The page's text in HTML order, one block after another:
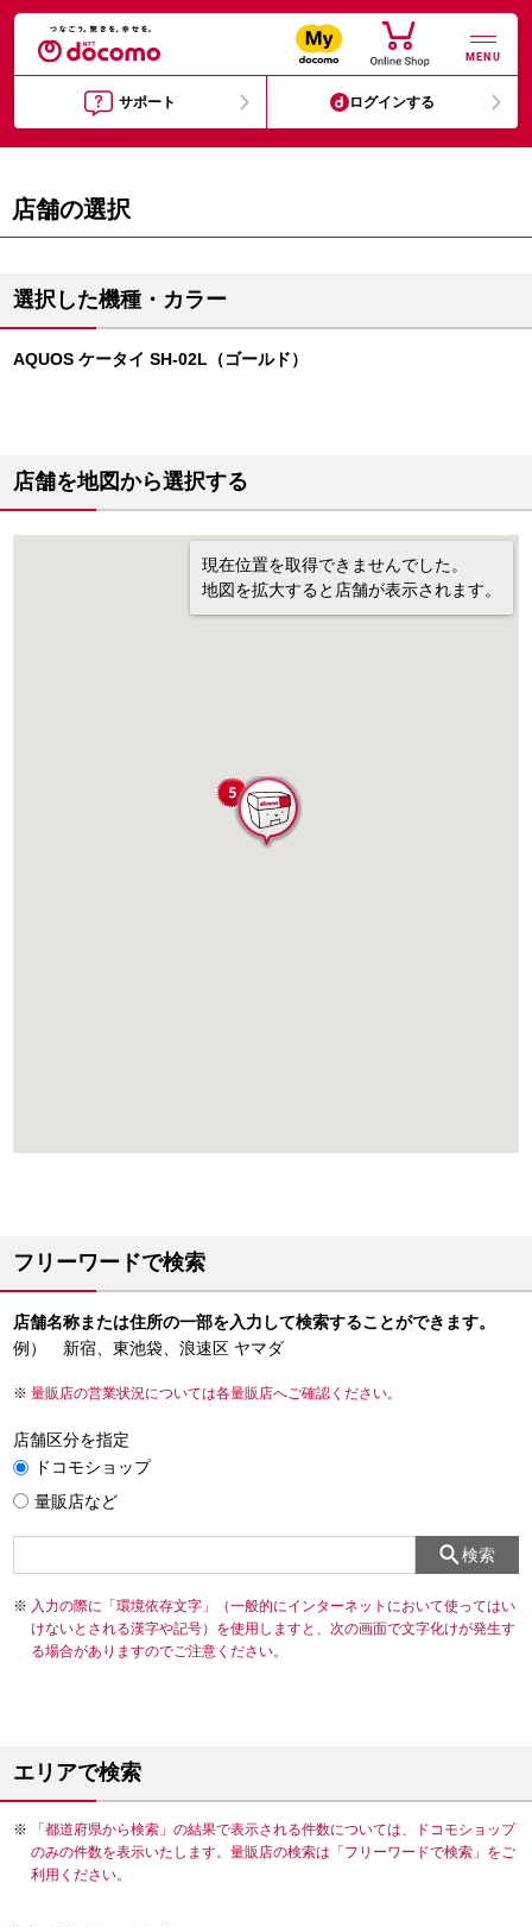
MENU
サポート ログインする
店舗の選択
選択した機種・カラー
AQUOS ケータイ SH-02L（ゴールド）
店舗を地図から選択する
現在位置を取得できませんでした。
地図を拡大すると店舗が表示されます。
フリーワードで検索
店舗名称または住所の一部を入力して検索することができます。
例） 新宿、東池袋、浪速区 ヤマダ
量販店の営業状況については各量販店へご確認ください。
店舗区分を指定
ドコモショップ
量販店など
検索
入力の際に「環境依存文字」（一般的にインターネットにおいて使ってはい
けないとされる漢字や記号）を使用しますと、次の画面で文字化けが発生す
る場合がありますのでご注意ください。
エリアで検索
「都道府県から検索」の結果で表示される件数については、ドコモショップ
のみの件数を表示いたします。量販店の検索は「フリーワードで検索」をご
利用ください。